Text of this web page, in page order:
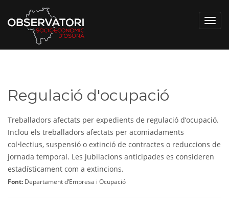
Regulació d'ocupació
Treballadors afectats per expedients de regulació d’ocupació.
Inclou els treballadors afectats per acomiadaments
col•lectius, suspensió o extinció de contractes o reduccions de
jornada temporal. Les jubilacions anticipades es consideren
estadísticament com a extincions.
Font: Departament d’Empresa i Ocupació